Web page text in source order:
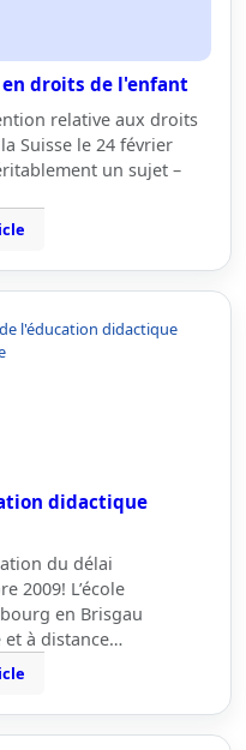
droits de l'enfant
relative aux droits
Suisse le 24 février
un sujet –
didactique
du délai
2009! L’école
en Brisgau
à distance…